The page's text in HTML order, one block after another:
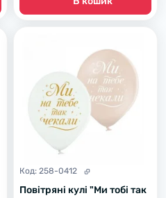
Код: 258-0412
Повітряні кулі "Ми тобі так